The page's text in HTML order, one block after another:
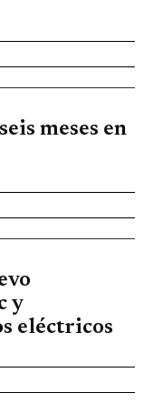
meses en
y
eléctricos